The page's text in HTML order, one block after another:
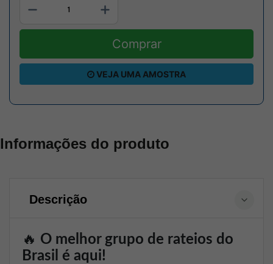
Comprar
VEJA UMA AMOSTRA
Informações do produto
Descrição
🔥 O melhor grupo de rateios do
Brasil é aqui!